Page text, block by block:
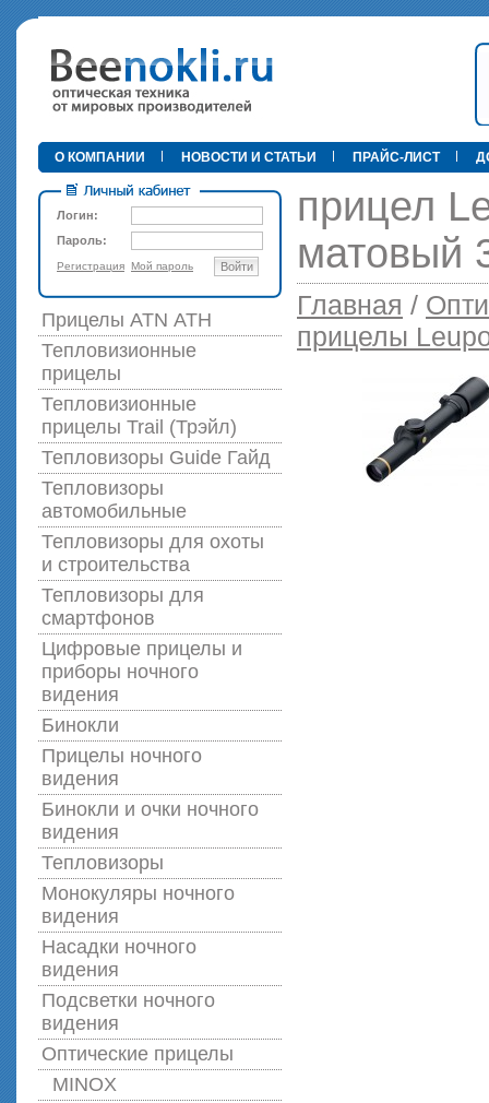
•
О КОМПАНИИ НОВОСТИ И СТАТЬИ ПРАЙС-ЛИСТ
Логин:
Пароль:
Регистрация Мой пароль Войти
Прицелы ATN АТН
Тепловизионные
прицелы
Тепловизионные
прицелы Trail (Трэйл)
Тепловизоры Guide Гайд
Тепловизоры
автомобильные
Тепловизоры для охоты
и строительства
Тепловизоры для
смартфонов
Цифровые прицелы и
приборы ночного
видения
Бинокли
Прицелы ночного
видения
Бинокли и очки ночного
видения
Тепловизоры
Монокуляры ночного
видения
Насадки ночного
видения
Подсветки ночного
видения
Оптические прицелы
MINOX
прицел
матовый
Главная /
прицелы